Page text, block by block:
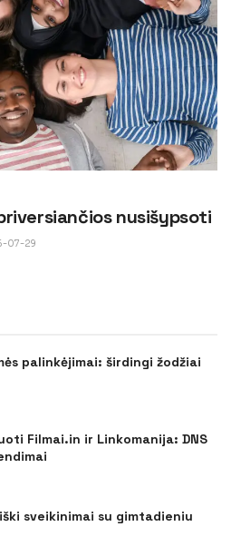
nusišypsoti
07-29
palinkėjimai: širdingi žodžiai
Filmai.in ir Linkomanija: DNS
sveikinimai su gimtadieniu